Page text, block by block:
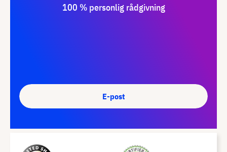
100 % personlig rådgivning
E-post